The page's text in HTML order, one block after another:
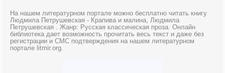
На нашем литературном портале можно бесплатно читать книгу
Людмила Петрушевская - Крапива и малина, Людмила
Петрушевская . Жанр: Русская классическая проза. Онлайн
библиотека дает возможность прочитать весь текст и даже без
регистрации и СМС подтверждения на нашем литературном
портале litmir.org.